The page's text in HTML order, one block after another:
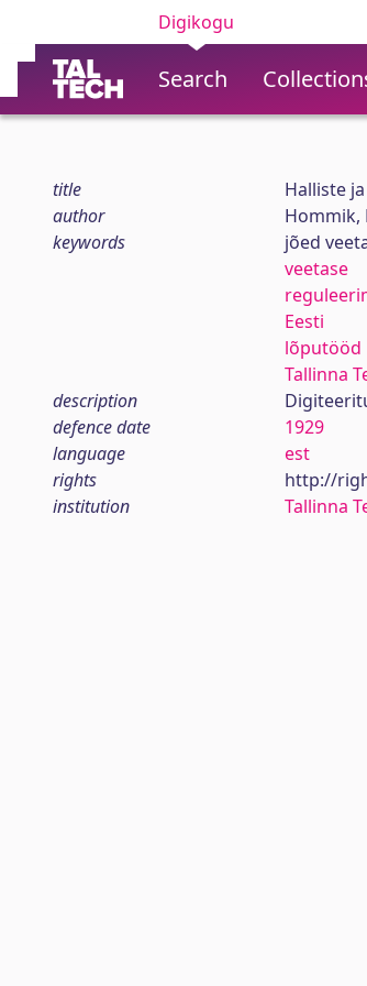
Digikogu
Search
title
Halliste
author
Hommik,
keywords
jõed
veetase
Eesti
lõputööd
Tallinna
description
defence date
1929
language
est
rights
http://
institution
Tallinna